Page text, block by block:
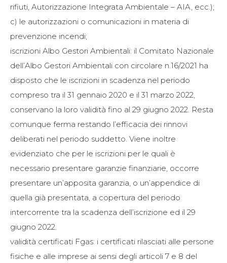
rifiuti, Autorizzazione Integrata Ambientale – AIA, ecc.);
c) le autorizzazioni o comunicazioni in materia di
prevenzione incendi;
iscrizioni Albo Gestori Ambientali: il Comitato Nazionale
dell’Albo Gestori Ambientali con circolare n.16/2021 ha
disposto che le iscrizioni in scadenza nel periodo
compreso tra il 31 gennaio 2020 e il 31 marzo 2022,
conservano la loro validità fino al 29 giugno 2022. Resta
comunque ferma restando l’efficacia dei rinnovi
deliberati nel periodo suddetto. Viene inoltre
evidenziato che per le iscrizioni per le quali è
necessario presentare garanzie finanziarie, occorre
presentare un’apposita garanzia, o un’appendice di
quella già presentata, a copertura del periodo
intercorrente tra la scadenza dell’iscrizione ed il 29
giugno 2022.
validità certificati Fgas: i certificati rilasciati alle persone
fisiche e alle imprese ai sensi degli articoli 7 e 8 del